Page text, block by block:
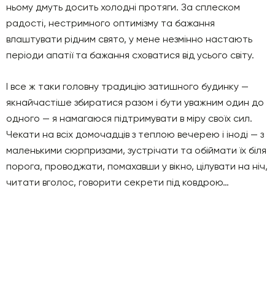
ньому дмуть досить холодні протяги. За сплеском
радості, нестримного оптимізму та бажання
влаштувати рідним свято, у мене незмінно настають
періоди апатії та бажання сховатися від усього світу.
І все ж таки головну традицію затишного будинку —
якнайчастіше збиратися разом і бути уважним один до
одного — я намагаюся підтримувати в міру своїх сил.
Чекати на всіх домочадців з теплою вечерею і іноді — з
маленькими сюрпризами, зустрічати та обіймати їх біля
порога, проводжати, помахавши у вікно, цілувати на ніч,
читати вголос, говорити секрети під ковдрою…